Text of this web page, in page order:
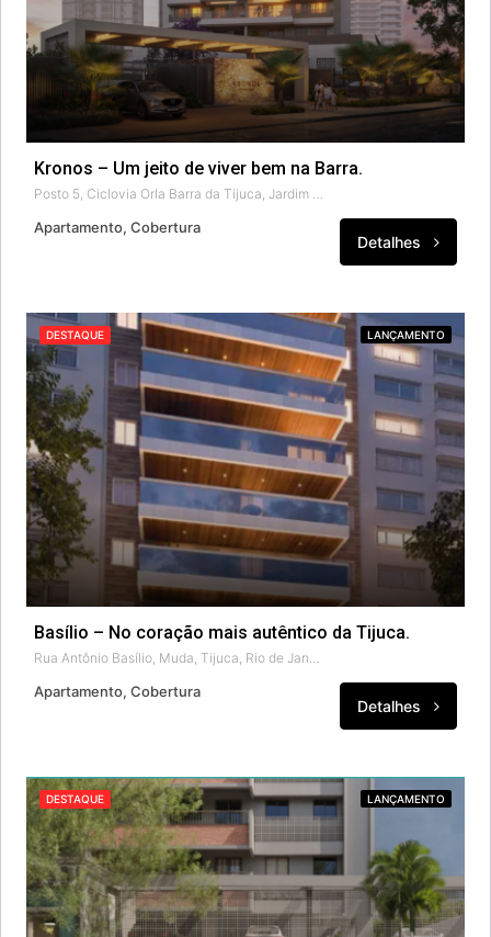
Kronos – Um jeito de viver bem na Barra.
Posto 5, Ciclovia Orla Barra da Tijuca, Jardim Oceânico, Barra da Tijuca, Rio de Janeiro, Região Sudeste, 22631-030, Brasil
Apartamento, Cobertura
Detalhes
DESTAQUE LANÇAMENTO
Basílio – No coração mais autêntico da Tijuca.
Rua Antônio Basílio, Muda, Tijuca, Rio de Janeiro, Região Sudeste, 20511-190, Brasil
Apartamento, Cobertura
Detalhes
DESTAQUE LANÇAMENTO